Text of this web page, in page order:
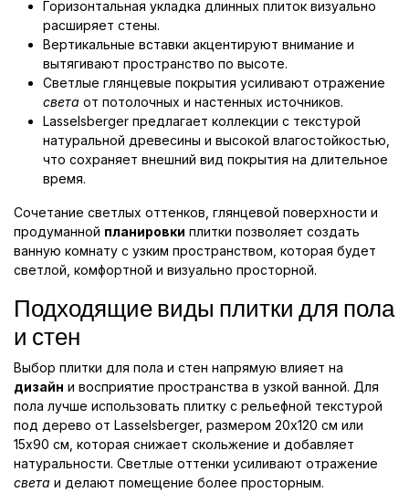
Горизонтальная укладка длинных плиток визуально
расширяет стены.
Вертикальные вставки акцентируют внимание и
вытягивают пространство по высоте.
Светлые глянцевые покрытия усиливают отражение
света от потолочных и настенных источников.
Lasselsberger предлагает коллекции с текстурой
натуральной древесины и высокой влагостойкостью,
что сохраняет внешний вид покрытия на длительное
время.
Сочетание светлых оттенков, глянцевой поверхности и
продуманной планировки плитки позволяет создать
ванную комнату с узким пространством, которая будет
светлой, комфортной и визуально просторной.
Подходящие виды плитки для пола
и стен
Выбор плитки для пола и стен напрямую влияет на
дизайн и восприятие пространства в узкой ванной. Для
пола лучше использовать плитку с рельефной текстурой
под дерево от Lasselsberger, размером 20x120 см или
15x90 см, которая снижает скольжение и добавляет
натуральности. Светлые оттенки усиливают отражение
света и делают помещение более просторным.